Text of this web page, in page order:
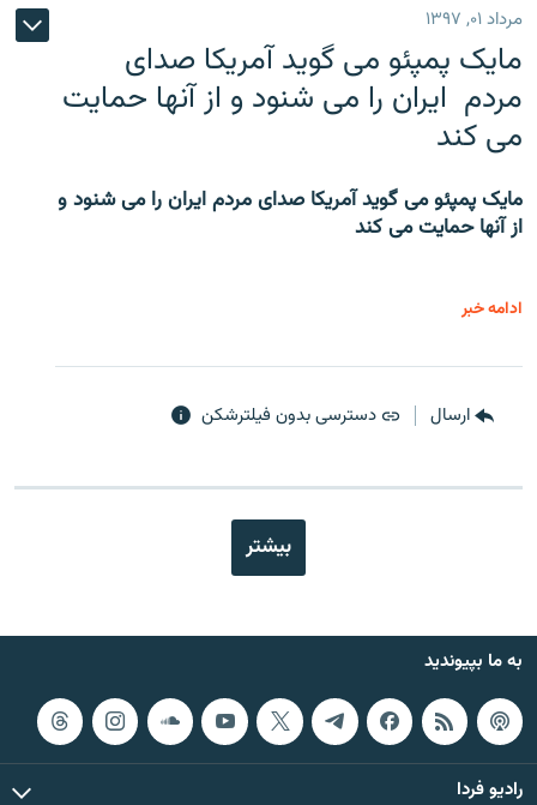
مرداد ۰۱, ۱۳۹۷
مایک پمپئو می گوید آمریکا صدای
مردم ایران را می شنود و از آنها حمایت
می کند
مایک پمپئو می گوید آمریکا صدای مردم ایران را می شنود و
از آنها حمایت می کند
ادامه خبر
ارسال دسترسی بدون فیلترشکن
بیشتر
به ما بپیوندید
رادیو فردا